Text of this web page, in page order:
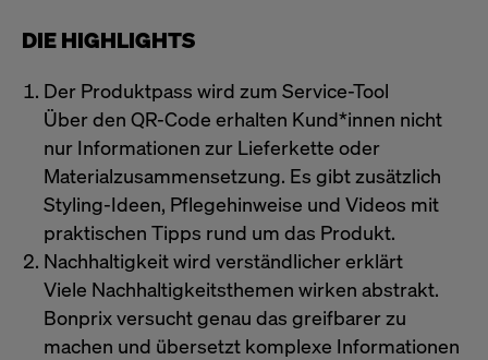
DIE HIGHLIGHTS
Der Produktpass wird zum Service-Tool
Über den QR-Code erhalten Kund*innen nicht
nur Informationen zur Lieferkette oder
Materialzusammensetzung. Es gibt zusätzlich
Styling-Ideen, Pflegehinweise und Videos mit
praktischen Tipps rund um das Produkt.
Nachhaltigkeit wird verständlicher erklärt
Viele Nachhaltigkeitsthemen wirken abstrakt.
Bonprix versucht genau das greifbarer zu
machen und übersetzt komplexe Informationen